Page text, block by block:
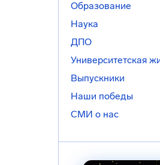
Образование
Наука
ДПО
Университетская
Выпускники
Наши победы
СМИ о нас